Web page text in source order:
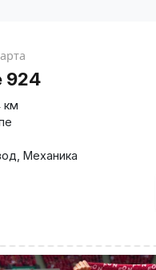
924
км
Механика